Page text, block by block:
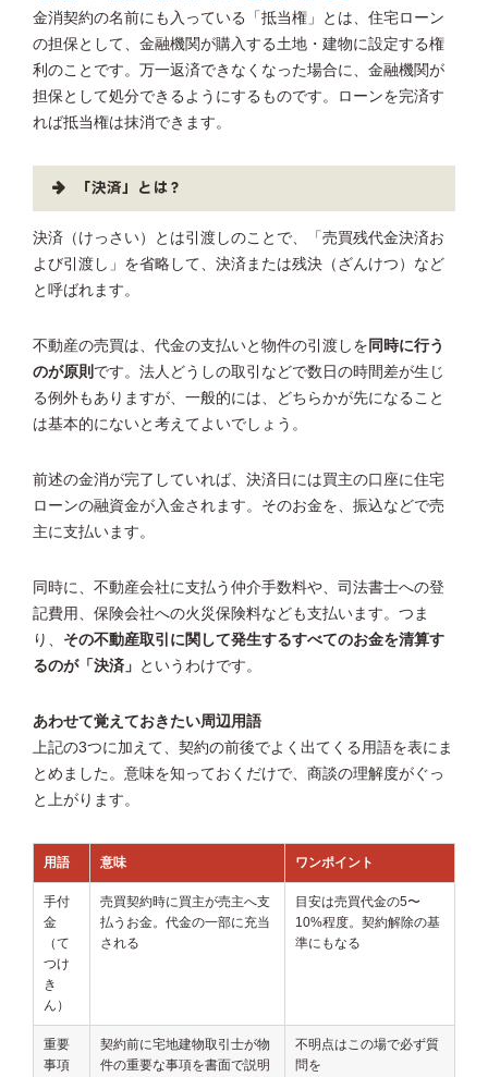
金消契約の名前にも入っている「抵当権」とは、住宅ローン
の担保として、金融機関が購入する土地・建物に設定する権
利のことです。万一返済できなくなった場合に、金融機関が
担保として処分できるようにするものです。ローンを完済す
れば抵当権は抹消できます。
「決済」とは？
決済（けっさい）とは引渡しのことで、「売買残代金決済お
よび引渡し」を省略して、決済または残決（ざんけつ）など
と呼ばれます。
不動産の売買は、代金の支払いと物件の引渡しを 同時に行う
のが原則 です。法人どうしの取引などで数日の時間差が生じ
る例外もありますが、一般的には、どちらかが先になること
は基本的にないと考えてよいでしょう。
前述の金消が完了していれば、決済日には買主の口座に住宅
ローンの融資金が入金されます。そのお金を、振込などで売
主に支払います。
同時に、不動産会社に支払う仲介手数料や、司法書士への登
記費用、保険会社への火災保険料なども支払います。つま
り、 その不動産取引に関して発生するすべてのお金を清算す
るのが「決済」 というわけです。
あわせて覚えておきたい周辺用語
上記の3つに加えて、契約の前後でよく出てくる用語を表にま
とめました。意味を知っておくだけで、商談の理解度がぐっ
と上がります。
用語 意味 ワンポイント
手付
金
（て
つけ
き
ん）
売買契約時に買主が売主へ支
払うお金。代金の一部に充当
される
目安は売買代金の5〜
10%程度。契約解除の基
準にもなる
重要
事項
契約前に宅地建物取引士が物
件の重要な事項を書面で説明
不明点はこの場で必ず質
問を